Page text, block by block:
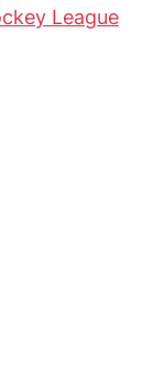
League